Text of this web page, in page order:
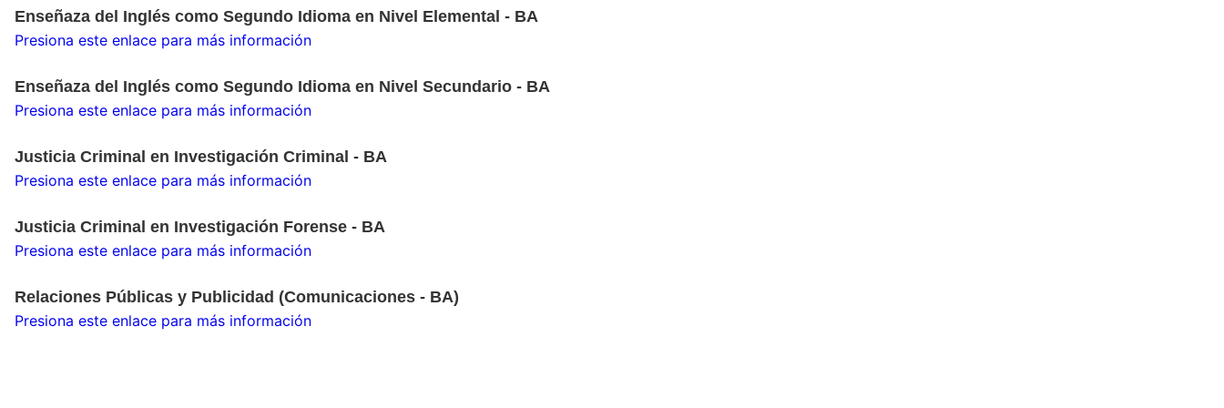
Enseñaza del Inglés como Segundo Idioma en Nivel Elemental - BA
Presiona este enlace para más información
Enseñaza del Inglés como Segundo Idioma en Nivel Secundario - BA
Presiona este enlace para más información
Justicia Criminal en Investigación Criminal - BA
Presiona este enlace para más información
Justicia Criminal en Investigación Forense - BA
Presiona este enlace para más información
Relaciones Públicas y Publicidad (Comunicaciones - BA)
Presiona este enlace para más información